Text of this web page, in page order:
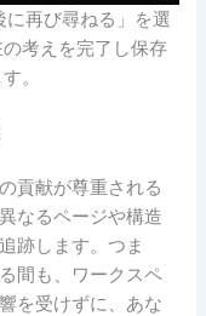
再び尋ねる」を選
考えを完了し保存
。
貢献が尊重される
なるページや構造
跡します。つま
間も、ワークスペ
を受けずに、あな